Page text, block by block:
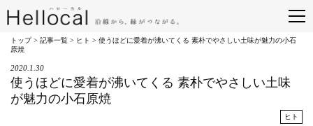
トップ> 記事一覧 > ヒト > 使うほどに愛着が沸いてくる 素朴でやさしい土味が魅力の小石
原焼
2020.1.30
使うほどに愛着が沸いてくる 素朴でやさしい土味
が魅力の小石原焼
ヒト